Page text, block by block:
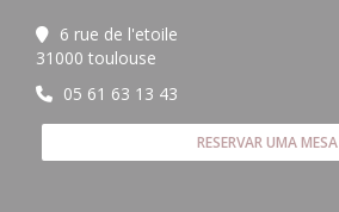
6 rue de l'etoile
31000 toulouse
05 61 63 13 43
RESERVAR UMA MESA